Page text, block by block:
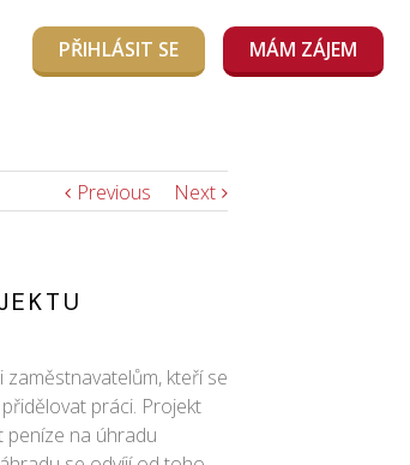
PŘIHLÁSIT SE MÁM ZÁJEM
Previous Next
kteří se
práci. Projekt
peníze na úhradu